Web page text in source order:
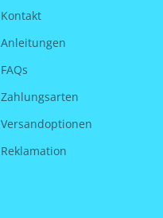
Kontakt
Anleitungen
FAQs
Zahlungsarten
Versandoptionen
Reklamation